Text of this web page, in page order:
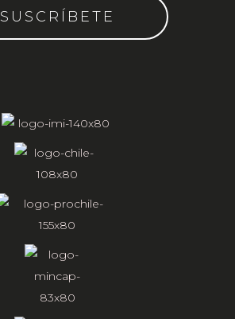
SUSCRÍBETE